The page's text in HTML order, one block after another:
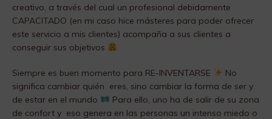
creativo, a través del cual un profesional debidamente
CAPACITADO (en mi caso hice másteres para poder ofrecer
este servicio a mis clientes) acompaña a sus clientes a
conseguir sus objetivos
Siempre es buen momento para RE-INVENTARSE
No
significa cambiar quién eres, sino cambiar la forma de ser y
de estar en el mundo
Para ello, uno ha de salir de su zona
de confort y eso genera en las personas un intenso miedo o